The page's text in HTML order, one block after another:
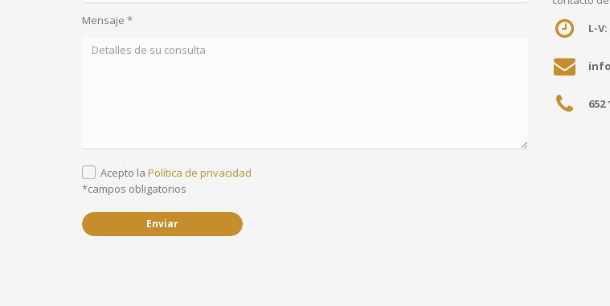
Mensaje *
Acepto laPolítica de privacidad
*campos obligatorios
Enviar
L-
652